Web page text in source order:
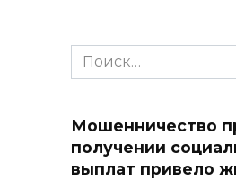
Search
for:
Мошенничество
получении
выплат привело